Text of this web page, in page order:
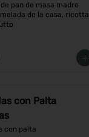
pan de masa madre
de la casa, ricotta
con Palta
con palta